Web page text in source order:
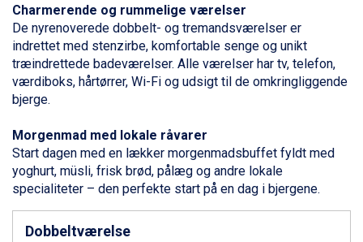
Champoluc fra DKK 3.795
Sestriere fra DKK 4.395
Fieberbrunn fra DKK 6.145
Wagrain fra DKK 4.645
Ischgl fra DKK 7.095
St. Anton fra DKK 7.245
Zell am See fra DKK 4.095
Livigno fra DKK 4.145
Canazei fra DKK 4.745
Ponte di Legno fra DKK 4.745
Sauze dOulx fra DKK 4.045
Alleghe fra DKK 5.595
Bad Gastein fra DKK 4.195
Charmerende og rummelige værelser
De nyrenoverede dobbelt- og tremandsværelser er
indrettet med stenzirbe, komfortable senge og unikt
træindrettede badeværelser. Alle værelser har tv, telefon,
værdiboks, hårtørrer, Wi-Fi og udsigt til de omkringliggende
bjerge.
Morgenmad med lokale råvarer
Start dagen med en lækker morgenmadsbuffet fyldt med
yoghurt, müsli, frisk brød, pålæg og andre lokale
specialiteter – den perfekte start på en dag i bjergene.
Dobbeltværelse